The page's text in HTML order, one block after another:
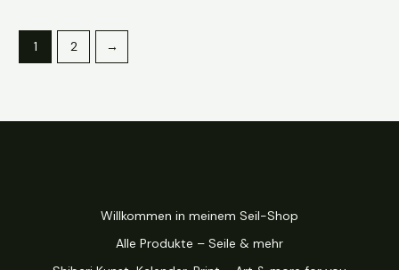
1 2 →
Willkommen in meinem Seil-Shop
Alle Produkte – Seile & mehr